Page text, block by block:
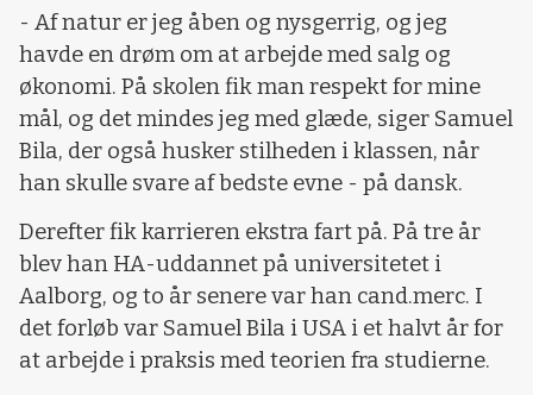
- Af natur er jeg åben og nysgerrig, og jeg
havde en drøm om at arbejde med salg og
økonomi. På skolen fik man respekt for mine
mål, og det mindes jeg med glæde, siger Samuel
Bila, der også husker stilheden i klassen, når
han skulle svare af bedste evne - på dansk.
Derefter fik karrieren ekstra fart på. På tre år
blev han HA-uddannet på universitetet i
Aalborg, og to år senere var han cand.merc. I
det forløb var Samuel Bila i USA i et halvt år for
at arbejde i praksis med teorien fra studierne.